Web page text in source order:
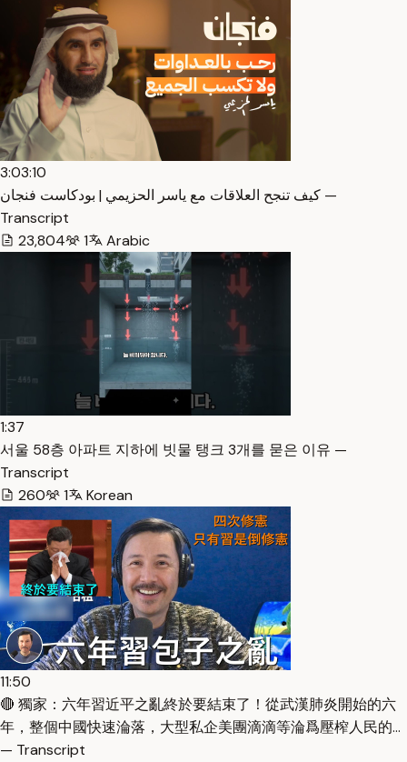
3:03:10
كيف تنجح العلاقات مع ياسر الحزيمي | بودكاست فنجان —
Transcript
23,804
1 Arabic
1:37
서울 58층 아파트 지하에 빗물 탱크 3개를 묻은 이유 —
Transcript
260
1 Korean
11:50
🔴 獨家：六年習近平之亂終於要結束了！從武漢肺炎開始的六
年，整個中國快速淪落，大型私企美團滴滴等淪爲壓榨人民的…
— Transcript